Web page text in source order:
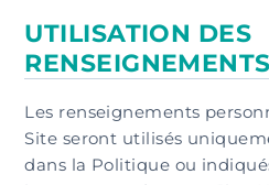
UTILISATION DES
Les renseignements
Site seront utilisés
dans la Politique ou